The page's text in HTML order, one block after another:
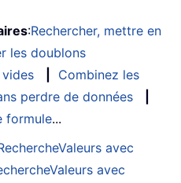
:Rechercher, mettre en
les doublons
Combinez les
perdre de données
formule...
avec
avec